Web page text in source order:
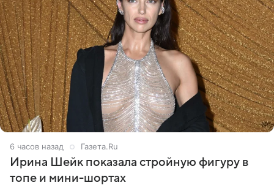
6 часов назад Газета.Ru
Ирина Шейк показала стройную фигуру в
топе и мини-шортах